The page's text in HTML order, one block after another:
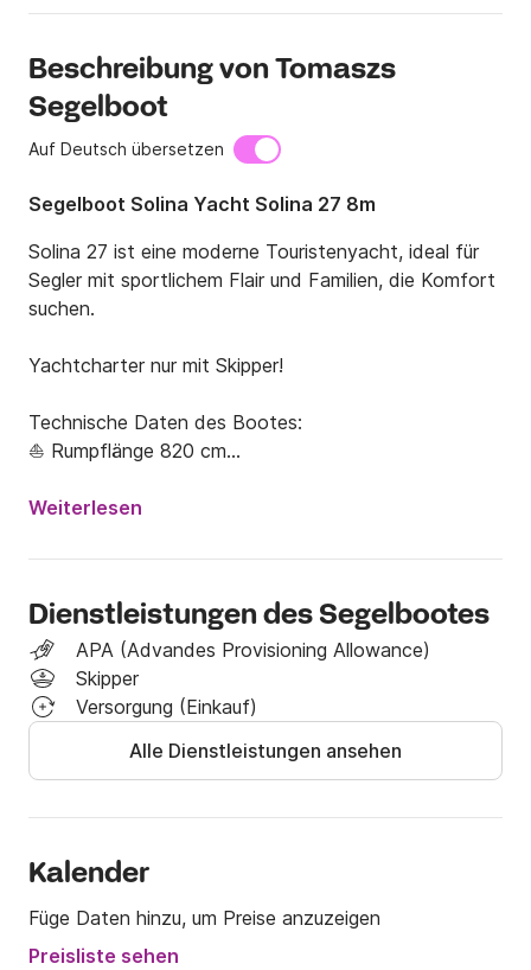
Beschreibung von Tomaszs
Segelboot
Auf Deutsch übersetzen
Segelboot Solina Yacht Solina 27 8m
Solina 27 ist eine moderne Touristenyacht, ideal für
Segler mit sportlichem Flair und Familien, die Komfort
suchen.
Yachtcharter nur mit Skipper!
Technische Daten des Bootes:
⛵ Rumpflänge 820 cm
⛵Minimaler Tiefgang 45 cm
⛵Masthöhe 9 m
⛵WC: Kabine, Chemietoilette
⛵Maximale Besatzungsnummer 7
⛵Mindestbesatzungsnummer 2
⛵Kabinenhöhe 185 cm
⛵ Heckflossenrudertyp
Weiterlesen
Dienstleistungen des Segelbootes
APA (Advandes Provisioning Allowance)
Skipper
Versorgung (Einkauf)
Alle Dienstleistungen ansehen
Kalender
Füge Daten hinzu, um Preise anzuzeigen
Preisliste sehen